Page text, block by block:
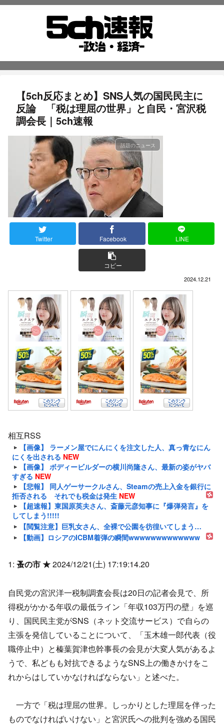
【5ch反応まとめ】SNS人気の国民民主に
反論 「税は理屈の世界」と自民・宮沢税
調会長｜5ch速報
話題のニュース
Twitter Facebook LINE
コピー
2024.12.21
相互RSS
【画像】 ラーメン屋でにんにくを注文した人、真っ青なにん
にくを出される NEW
【画像】 ボディービルダーの横川尚隆さん、最新の姿がヤバ
すぎる NEW
【悲報】 同人ゲーサークルさん、Steamの売上入金を銀行に
拒否される それでも税金は発生 NEW
【超速報】東国原英夫さん、斎藤元彦知事に『爆弾発言』を
してしまう!!!!!
【閲覧注意】巨乳女さん、全裸で公園を彷徨いてしまう…
【動画】ロシアのICBM着弾の瞬間wwwwwwwwwwwww
1: 蚤の市 ★2024/12/21(土) 17:19:14.20
自民党の宮沢洋一税制調査会長は20日の記者会見で、所
得税がかかる年収の最低ライン「年収103万円の壁」を巡
り、国民民主党がSNS（ネット交流サービス）で自らの
主張を発信していることについて、「玉木雄一郎代表（役
職停止中）と榛葉賀津也幹事長の会見が大変人気があるよ
うで、私どもも対抗できるようなSNS上の働きかけをこ
れからはしていかなければならない」と述べた。
一方で「税は理屈の世界。しっかりとした理屈を伴った
ものでなければいけない」と宮沢氏への批判を強める国民